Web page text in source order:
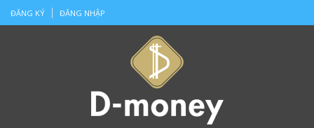
ĐĂNG KÝ ĐĂNG NHẬP